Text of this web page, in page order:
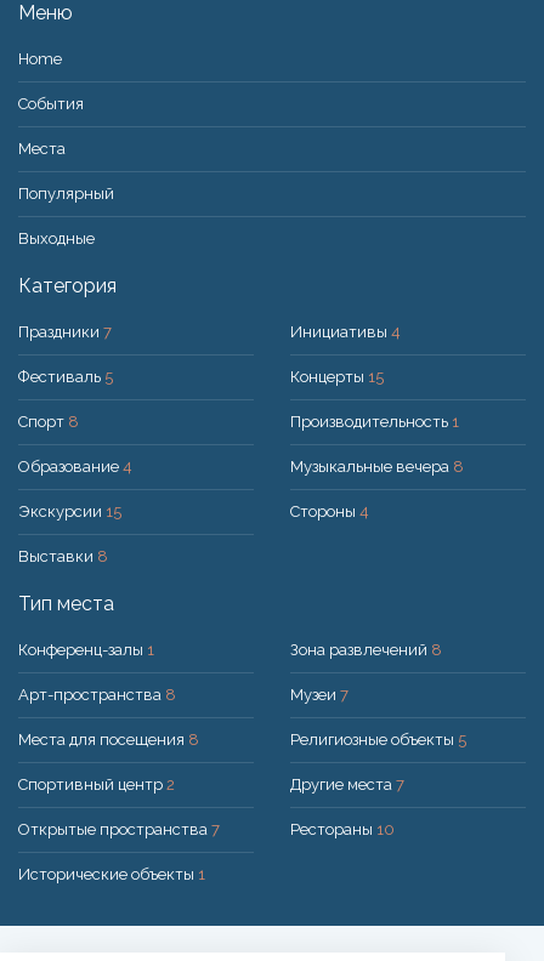
Меню
Home
События
Места
Популярный
Bыходные
Категория
Праздники 7
Фестиваль 5
Спорт 8
Образование 4
Экскурсии 15
Выставки 8
Инициативы 4
Концерты 15
Производительность 1
Музыкальные вечера 8
Стороны 4
Тип места
Конференц-залы 1
Арт-пространства 8
Места для посещения 8
Спортивный центр 2
Открытые пространства 7
Исторические объекты 1
Зона развлечений 8
Музеи 7
Религиозные объекты 5
Другие места 7
Рестораны 10